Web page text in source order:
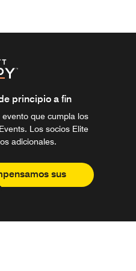
principio a fin
que cumpla los
Los socios Elite
adicionales.
sus